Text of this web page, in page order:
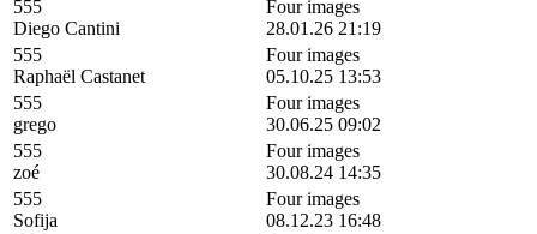
555
Diego Cantini
Four images
28.01.26 21:19
555
Raphaël Castanet
Four images
05.10.25 13:53
555
grego
Four images
30.06.25 09:02
555
zoé
Four images
30.08.24 14:35
555
Sofija
Four images
08.12.23 16:48